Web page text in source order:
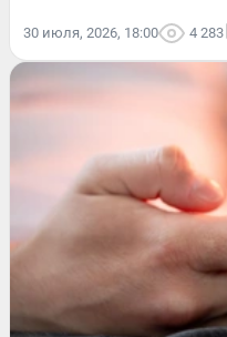
30 июля, 2026, 18:00 4 283